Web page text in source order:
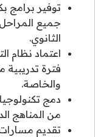
توفير
جميع
الثانوي.
اعتماد نظام
فترة
والخاصة.
دمج
من المناهج
تقديم